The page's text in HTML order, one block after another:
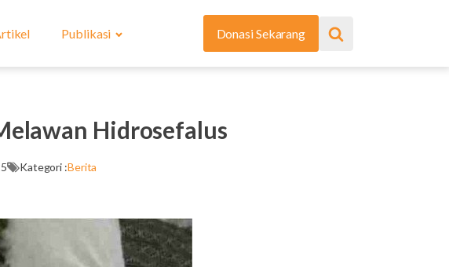
Publikasi Donasi Sekarang
Hidrosefalus
Kategori :Berita